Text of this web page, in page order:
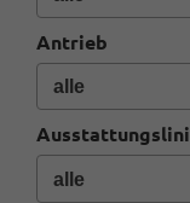
Antrieb